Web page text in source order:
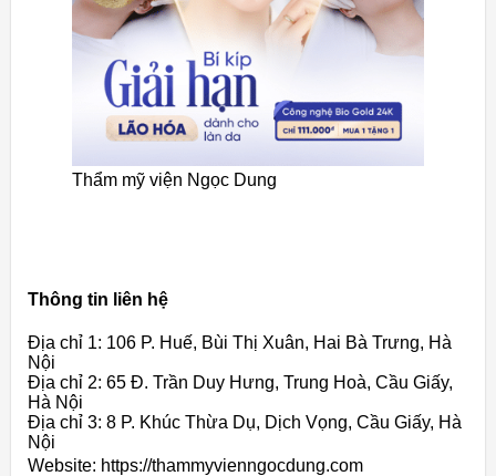
Thẩm mỹ viện Ngọc Dung
Thông tin liên hệ
Địa chỉ 1: 106 P. Huế, Bùi Thị Xuân, Hai Bà Trưng, Hà
Nội
Địa chỉ 2: 65 Đ. Trần Duy Hưng, Trung Hoà, Cầu Giấy,
Hà Nội
Địa chỉ 3: 8 P. Khúc Thừa Dụ, Dịch Vọng, Cầu Giấy, Hà
Nội
Website: https://thammyvienngocdung.com